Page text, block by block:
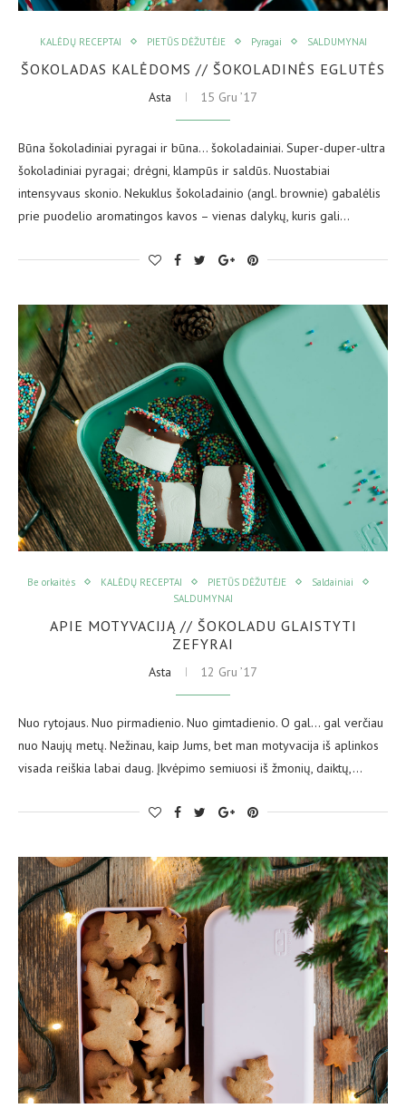
KALĖDŲ RECEPTAI PIETŪS DĖŽUTĖJE Pyragai SALDUMYNAI
ŠOKOLADAS KALĖDOMS // ŠOKOLADINĖS EGLUTĖS
Asta 15 Gru ’17
Būna šokoladiniai pyragai ir būna… šokoladainiai. Super-duper-ultra
šokoladiniai pyragai; drėgni, klampūs ir saldūs. Nuostabiai
intensyvaus skonio. Nekuklus šokoladainio (angl. brownie) gabalėlis
prie puodelio aromatingos kavos – vienas dalykų, kuris gali…
Be orkaitės KALĖDŲ RECEPTAI PIETŪS DĖŽUTĖJE
Saldainiai
SALDUMYNAI
APIE MOTYVACIJĄ // ŠOKOLADU GLAISTYTI
ZEFYRAI
Asta 12 Gru ’17
Nuo rytojaus. Nuo pirmadienio. Nuo gimtadienio. O gal… gal verčiau
nuo Naujų metų. Nežinau, kaip Jums, bet man motyvacija iš aplinkos
visada reiškia labai daug. Įkvėpimo semiuosi iš žmonių, daiktų,…